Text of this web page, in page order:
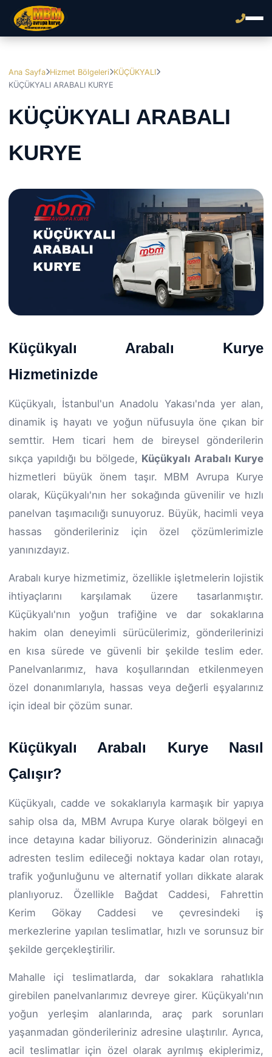
Ana Sayfa Hizmet Bölgeleri KÜÇÜKYALI
KÜÇÜKYALI ARABALI KURYE
KÜÇÜKYALI ARABALI
KURYE
Küçükyalı Arabalı Kurye
Hizmetinizde
Küçükyalı, İstanbul'un Anadolu Yakası'nda yer alan,
dinamik iş hayatı ve yoğun nüfusuyla öne çıkan bir
semttir. Hem ticari hem de bireysel gönderilerin
sıkça yapıldığı bu bölgede, Küçükyalı Arabalı Kurye
hizmetleri büyük önem taşır. MBM Avrupa Kurye
olarak, Küçükyalı'nın her sokağında güvenilir ve hızlı
panelvan taşımacılığı sunuyoruz. Büyük, hacimli veya
hassas gönderileriniz için özel çözümlerimizle
yanınızdayız.
Arabalı kurye hizmetimiz, özellikle işletmelerin lojistik
ihtiyaçlarını karşılamak üzere tasarlanmıştır.
Küçükyalı'nın yoğun trafiğine ve dar sokaklarına
hakim olan deneyimli sürücülerimiz, gönderilerinizi
en kısa sürede ve güvenli bir şekilde teslim eder.
Panelvanlarımız, hava koşullarından etkilenmeyen
özel donanımlarıyla, hassas veya değerli eşyalarınız
için ideal bir çözüm sunar.
Küçükyalı Arabalı Kurye Nasıl
Çalışır?
Küçükyalı, cadde ve sokaklarıyla karmaşık bir yapıya
sahip olsa da, MBM Avrupa Kurye olarak bölgeyi en
ince detayına kadar biliyoruz. Gönderinizin alınacağı
adresten teslim edileceği noktaya kadar olan rotayı,
trafik yoğunluğunu ve alternatif yolları dikkate alarak
planlıyoruz. Özellikle Bağdat Caddesi, Fahrettin
Kerim Gökay Caddesi ve çevresindeki iş
merkezlerine yapılan teslimatlar, hızlı ve sorunsuz bir
şekilde gerçekleştirilir.
Mahalle içi teslimatlarda, dar sokaklara rahatlıkla
girebilen panelvanlarımız devreye girer. Küçükyalı'nın
yoğun yerleşim alanlarında, araç park sorunları
yaşanmadan gönderileriniz adresine ulaştırılır. Ayrıca,
acil teslimatlar için özel olarak ayrılmış ekiplerimiz,